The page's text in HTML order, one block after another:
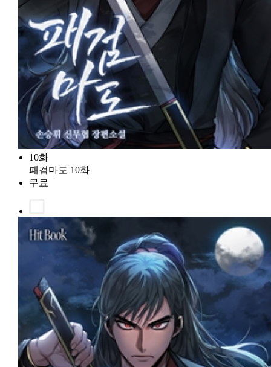
10화
패검마도 10화
무료